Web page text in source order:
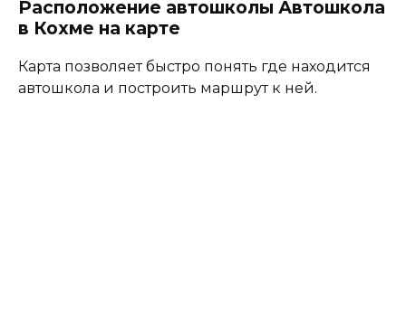
Расположение автошколы Автошкола
в Кохме на карте
Карта позволяет быстро понять где находится
автошкола и построить маршрут к ней.